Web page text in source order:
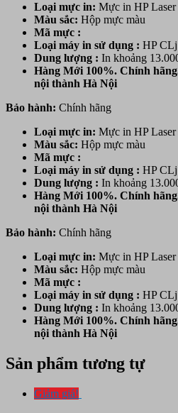
Loại mực in: Mực in HP Laser
Màu sắc: Hộp mực màu
Mã mực :
Loại máy in sử dụng : HP
Dung lượng : In khoảng
Hàng Mới 100%. Chính
nội thành Hà Nội
Bảo hành: Chính hãng
Loại mực in: Mực in HP Laser
Màu sắc: Hộp mực màu
Mã mực :
Loại máy in sử dụng : HP
Dung lượng : In khoảng
Hàng Mới 100%. Chính
nội thành Hà Nội
Bảo hành: Chính hãng
Loại mực in: Mực in HP Laser
Màu sắc: Hộp mực màu
Mã mực :
Loại máy in sử dụng : HP
Dung lượng : In khoảng
Hàng Mới 100%. Chính
nội thành Hà Nội
Sản phẩm tương tự
Giảm giá!